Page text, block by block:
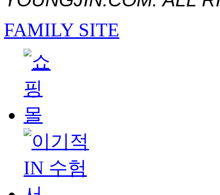
FAMILY SITE